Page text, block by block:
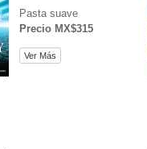
Pasta suave
Precio MX$315
Ver Más